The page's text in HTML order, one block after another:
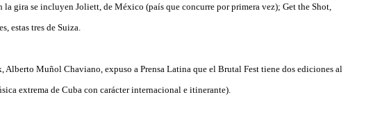
la gira se incluyen Joliett, de México (país que concurre por primera vez); Get the Shot,
estas tres de Suiza.
Alberto Muñol Chaviano, expuso a Prensa Latina que el Brutal Fest tiene dos ediciones al
extrema de Cuba con carácter internacional e itinerante).